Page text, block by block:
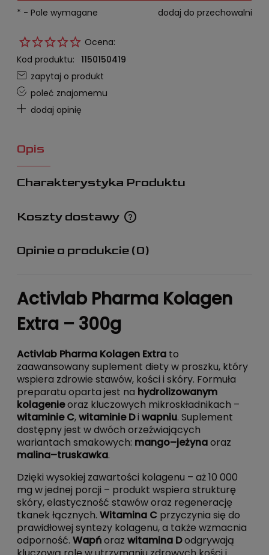
dodaj do przechowalni
* - Pole wymagane
Ocena:
Kod produktu: 1150150419
zapytaj o produkt
poleć znajomemu
dodaj opinię
Opis
Charakterystyka Produktu
Koszty dostawy
Cena nie zawiera ewentualnych kosztów płatności
Opinie o produkcie (0)
Activlab Pharma Kolagen
Extra – 300g
Activlab Pharma Kolagen Extra to
zaawansowany suplement diety w proszku, który
wspiera zdrowie stawów, kości i skóry. Formuła
preparatu oparta jest na hydrolizowanym
kolagenieoraz kluczowych mikroskładnikach –
witaminie C,witaminie Di wapniu. Suplement
dostępny jest w dwóch orzeźwiających
wariantach smakowych: mango–jeżynaoraz
malina–truskawka.
Dzięki wysokiej zawartości kolagenu – aż 10 000
mg w jednej porcji – produkt wspiera strukturę
skóry, elastyczność stawów oraz regenerację
tkanek łącznych. Witamina C przyczynia się do
prawidłowej syntezy kolagenu, a także wzmacnia
odporność. Wapńoraz witamina Dodgrywają